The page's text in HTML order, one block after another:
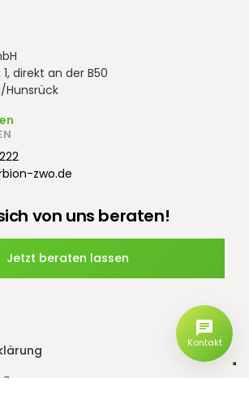
direkt an der B50
Hunsrück
zwo.de
von uns beraten!
Jetzt beraten lassen
Kontakt